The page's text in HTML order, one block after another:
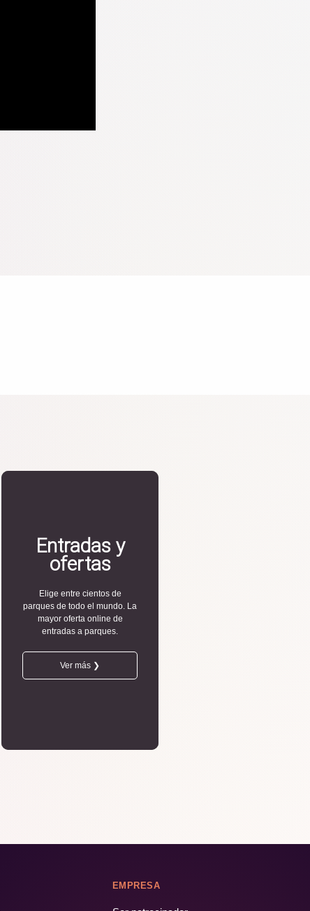
Entradas y
ofertas
Elige entre cientos de
parques de todo el mundo. La
mayor oferta online de
entradas a parques.
Ver más ❯
EMPRESA